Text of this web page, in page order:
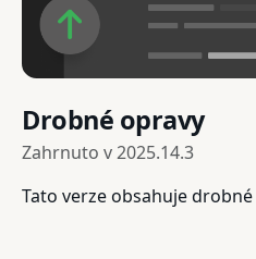
Drobné opravy
Zahrnuto v2025.14.3
Tato verze obsahuje